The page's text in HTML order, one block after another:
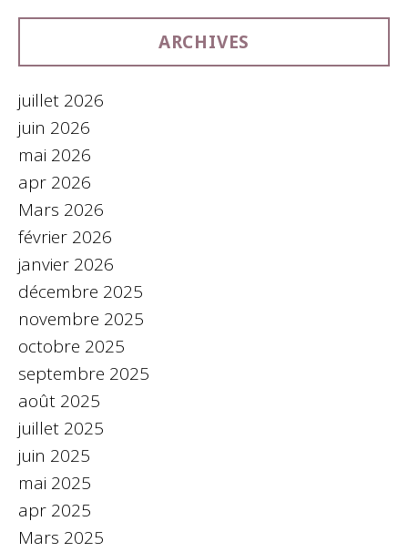
ARCHIVES
juillet 2026
juin 2026
mai 2026
apr 2026
Mars 2026
février 2026
janvier 2026
décembre 2025
novembre 2025
octobre 2025
septembre 2025
août 2025
juillet 2025
juin 2025
mai 2025
apr 2025
Mars 2025